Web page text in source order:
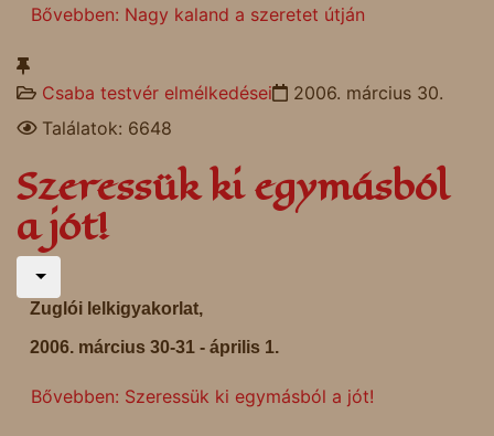
Bővebben: Nagy kaland a szeretet útján
Csaba testvér elmélkedései
2006. március 30.
Találatok: 6648
Szeressük ki egymásból
a jót!
Zuglói lelkigyakorlat,
2006. március 30-31 - április 1.
Bővebben: Szeressük ki egymásból a jót!